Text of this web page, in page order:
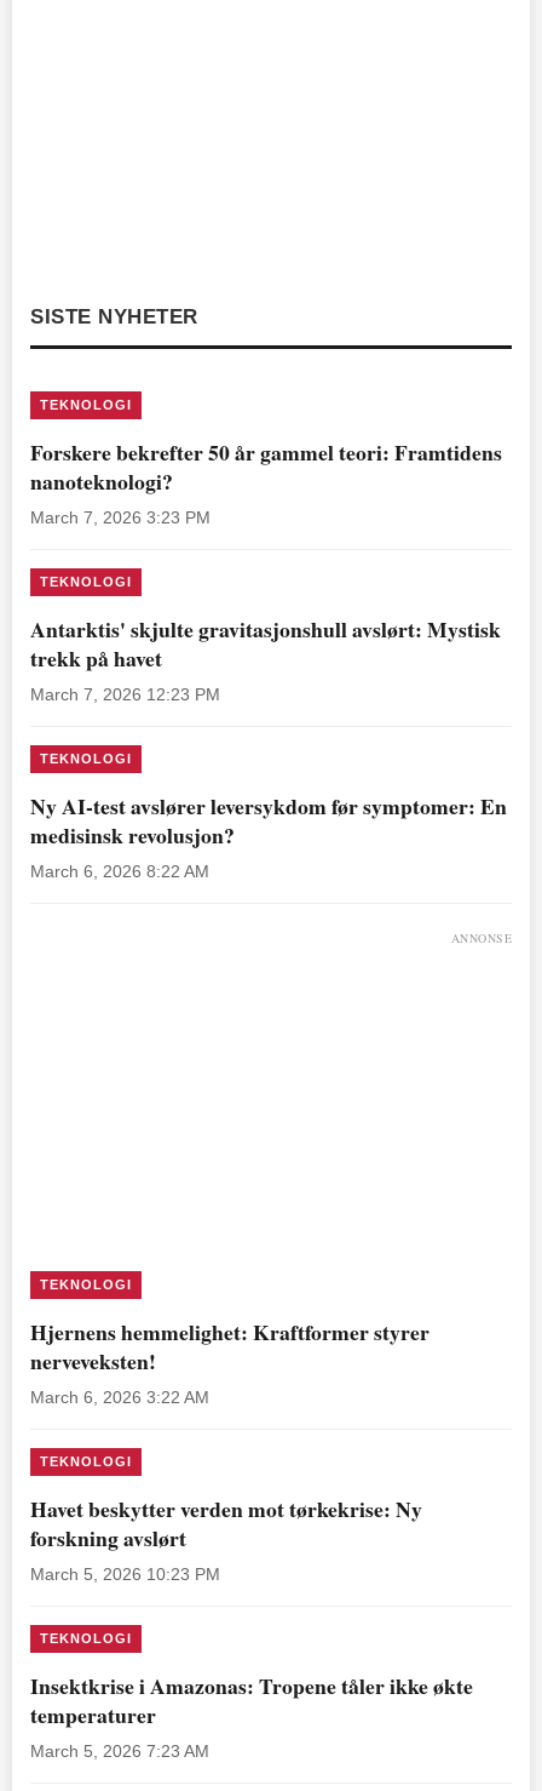
SISTE NYHETER
TEKNOLOGI
Forskere bekrefter 50 år gammel teori: Framtidens
nanoteknologi?
March 7, 2026 3:23 PM
TEKNOLOGI
Antarktis' skjulte gravitasjonshull avslørt: Mystisk
trekk på havet
March 7, 2026 12:23 PM
TEKNOLOGI
Ny AI-test avslører leversykdom før symptomer: En
medisinsk revolusjon?
March 6, 2026 8:22 AM
ANNONSE
TEKNOLOGI
Hjernens hemmelighet: Kraftformer styrer
nerveveksten!
March 6, 2026 3:22 AM
TEKNOLOGI
Havet beskytter verden mot tørkekrise: Ny
forskning avslørt
March 5, 2026 10:23 PM
TEKNOLOGI
Insektkrise i Amazonas: Tropene tåler ikke økte
temperaturer
March 5, 2026 7:23 AM